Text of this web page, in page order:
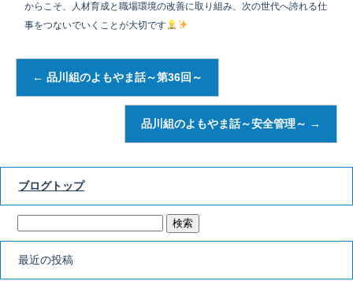
からこそ、人材育成と職場環境の改善に取り組み、次の世代へ誇れる仕
事をつないでいくことが大切です
← 品川組のよもやま話～第36回～
品川組のよもやま話～安全管理～ →
ブログトップ
最近の投稿